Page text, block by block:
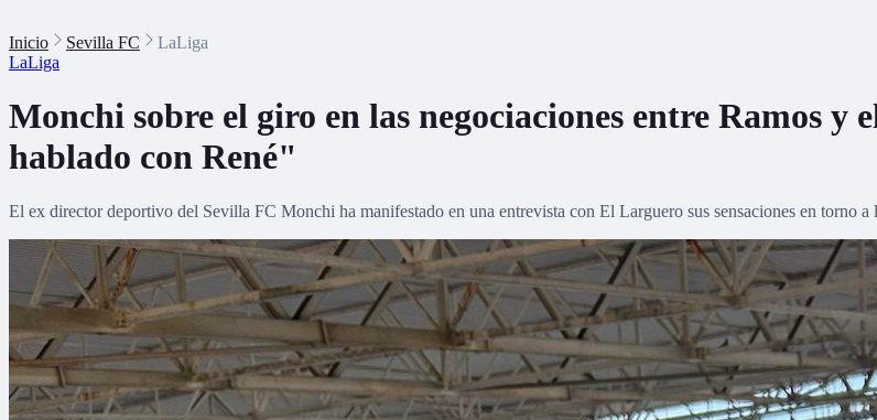
Inicio Sevilla FC
LaLiga
LaLiga
Monchi sobre el giro en las negociaciones entre Ramos
hablado con René"
El ex director deportivo del Sevilla FC Monchi ha manifestado en una entrevista con El Larguero sus sensaciones en torno